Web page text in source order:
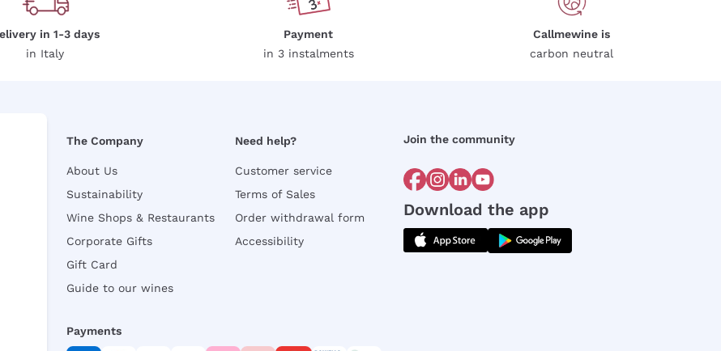
in 1-3 days
in Italy
Payment
in 3 instalments
Callmewine is
carbon neutral
The Company
About Us
Sustainability
Wine Shops & Restaurants
Corporate Gifts
Gift Card
Guide to our wines
Need help?
Customer service
Terms of Sales
Order withdrawal form
Accessibility
Join the community
Download the app
Payments